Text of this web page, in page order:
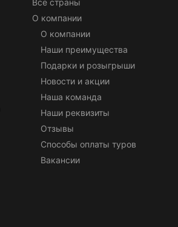
О компании
О компании
Наши преимущества
Подарки и розыгрыши
Новости и акции
Наша команда
Наши реквизиты
Отзывы
Способы оплаты туров
Вакансии